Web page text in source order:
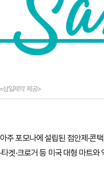
삼일제약 제공>
주 포모나에 설립된 점안제·콘
겟·크로거 등 미국 대형 마트